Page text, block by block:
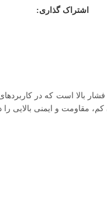
اشتراک گذاری:
مقاومت و ایمنی بالایی را